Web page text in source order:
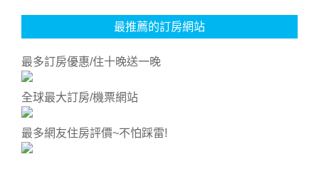
最推薦的訂房網站
最多訂房優惠/住十晚送一晚
全球最大訂房/機票網站
最多網友住房評價~不怕踩雷!